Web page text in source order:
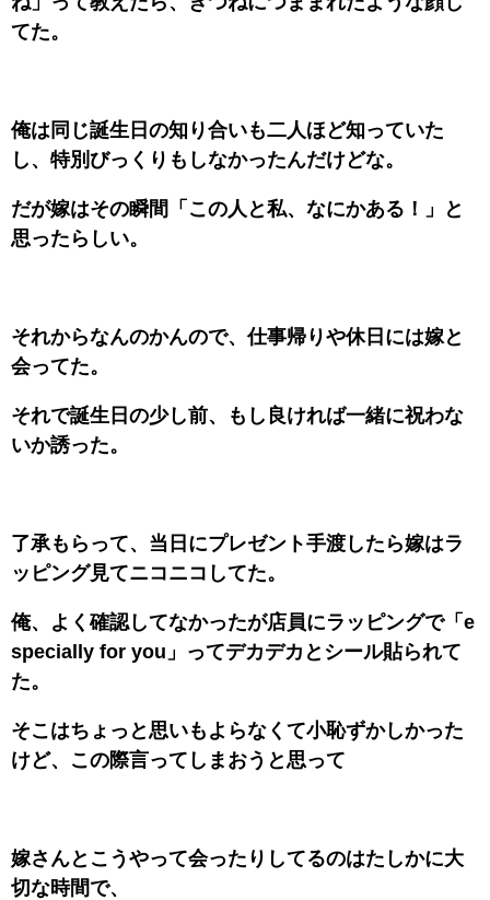
てた。
俺は同じ誕生日の知り合いも二人ほど知っていた
し、特別びっくりもしなかったんだけどな。
だが嫁はその瞬間「この人と私、なにかある！」と
思ったらしい。
それからなんのかんので、仕事帰りや休日には嫁と
会ってた。
それで誕生日の少し前、もし良ければ一緒に祝わな
いか誘った。
了承もらって、当日にプレゼント手渡したら嫁はラ
ッピング見てニコニコしてた。
俺、よく確認してなかったが店員にラッピングで「e
specially for you」ってデカデカとシール貼られて
た。
そこはちょっと思いもよらなくて小恥ずかしかった
けど、この際言ってしまおうと思って
嫁さんとこうやって会ったりしてるのはたしかに大
切な時間で、